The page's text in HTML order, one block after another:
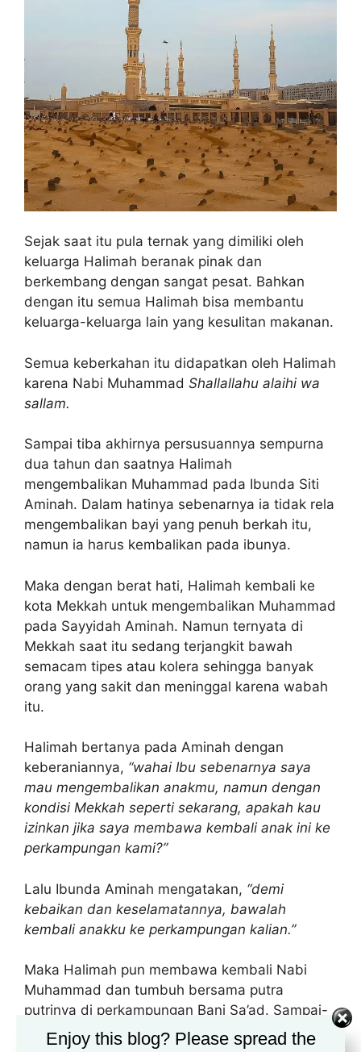
Sejak saat itu pula ternak yang dimiliki oleh
keluarga Halimah beranak pinak dan
berkembang dengan sangat pesat. Bahkan
dengan itu semua Halimah bisa membantu
keluarga-keluarga lain yang kesulitan makanan.
Semua keberkahan itu didapatkan oleh Halimah
karena Nabi Muhammad Shallallahu alaihi wa
sallam.
Sampai tiba akhirnya persusuannya sempurna
dua tahun dan saatnya Halimah
mengembalikan Muhammad pada Ibunda Siti
Aminah. Dalam hatinya sebenarnya ia tidak rela
mengembalikan bayi yang penuh berkah itu,
namun ia harus kembalikan pada ibunya.
Maka dengan berat hati, Halimah kembali ke
kota Mekkah untuk mengembalikan Muhammad
pada Sayyidah Aminah. Namun ternyata di
Mekkah saat itu sedang terjangkit bawah
semacam tipes atau kolera sehingga banyak
orang yang sakit dan meninggal karena wabah
itu.
Halimah bertanya pada Aminah dengan
keberaniannya, “wahai Ibu sebenarnya saya
mau mengembalikan anakmu, namun dengan
kondisi Mekkah seperti sekarang, apakah kau
izinkan jika saya membawa kembali anak ini ke
perkampungan kami?”
Lalu Ibunda Aminah mengatakan, “demi
kebaikan dan keselamatannya, bawalah
kembali anakku ke perkampungan kalian.”
Maka Halimah pun membawa kembali Nabi
Muhammad dan tumbuh bersama putra
putrinya di perkampungan Bani Sa’ad. Sampai-
sampai Rasulullah menganggap Syaima binti Al
Enjoy this blog? Please spread the